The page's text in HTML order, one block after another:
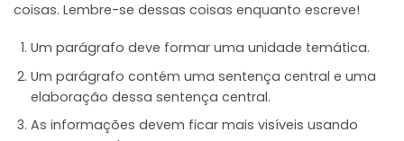
coisas. Lembre-se dessas coisas enquanto escreve!
Um parágrafo deve formar uma unidade temática.
Um parágrafo contém uma sentença central e uma
elaboração dessa sentença central.
As informações devem ficar mais visíveis usando